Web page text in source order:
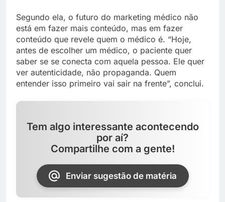
Segundo ela, o futuro do marketing médico não
está em fazer mais conteúdo, mas em fazer
conteúdo que revele quem o médico é. “Hoje,
antes de escolher um médico, o paciente quer
saber se se conecta com aquela pessoa. Ele quer
ver autenticidade, não propaganda. Quem
entender isso primeiro vai sair na frente”, conclui.
Tem algo interessante acontecendo
por aí?
Compartilhe com a gente!
Enviar sugestão de matéria